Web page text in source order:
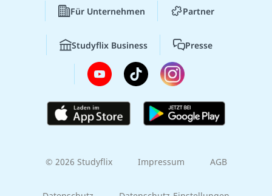
Für Unternehmen Partner
Studyflix Business Presse
© 2026 Studyflix Impressum AGB